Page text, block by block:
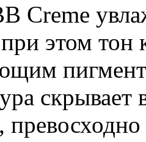
Creme
этом тон